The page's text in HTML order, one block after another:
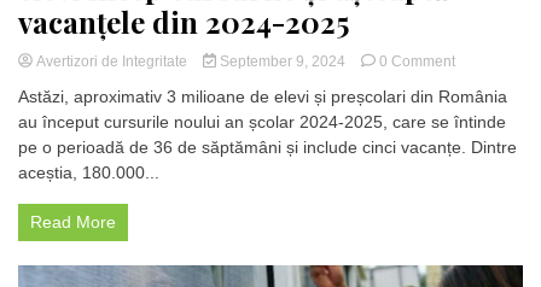
vacanțele din 2024-2025
Avertizori de Integritate September 9, 2024 0 Commenton
în
noul
an
încep
Astăzi, aproximativ 3 milioane de elevi și preșcolari din România
au început cursurile noului an școlar 2024-2025, care se întinde
pe o perioadă de 36 de săptămâni și include cinci vacanțe. Dintre
aceștia, 180.000...
Read More